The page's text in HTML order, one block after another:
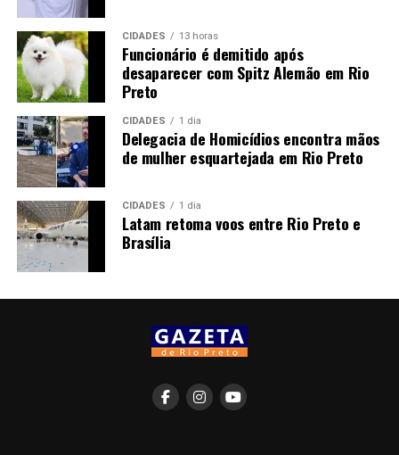
CIDADES 13 horas
Funcionário é demitido após
desaparecer com Spitz Alemão em Rio
Preto
CIDADES 1 dia
Delegacia de Homicídios encontra mãos
de mulher esquartejada em Rio Preto
CIDADES 1 dia
Latam retoma voos entre Rio Preto e
Brasília